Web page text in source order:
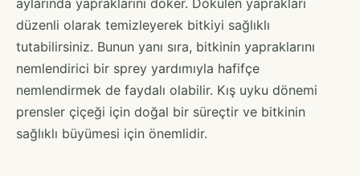
düzenli olarak temizleyerek bitkiyi sağlıklı
tutabilirsiniz. Bunun yanı sıra, bitkinin yapraklarını
nemlendirici bir sprey yardımıyla hafifçe
nemlendirmek de faydalı olabilir. Kış uyku dönemi
prensler çiçeği için doğal bir süreçtir ve bitkinin
sağlıklı büyümesi için önemlidir.